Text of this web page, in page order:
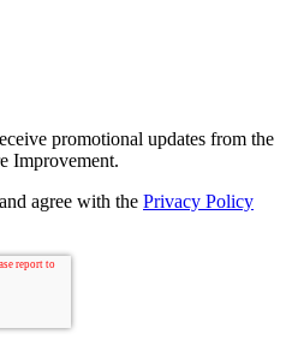
promotional updates from the
Improvement.
agree with the Privacy Policy